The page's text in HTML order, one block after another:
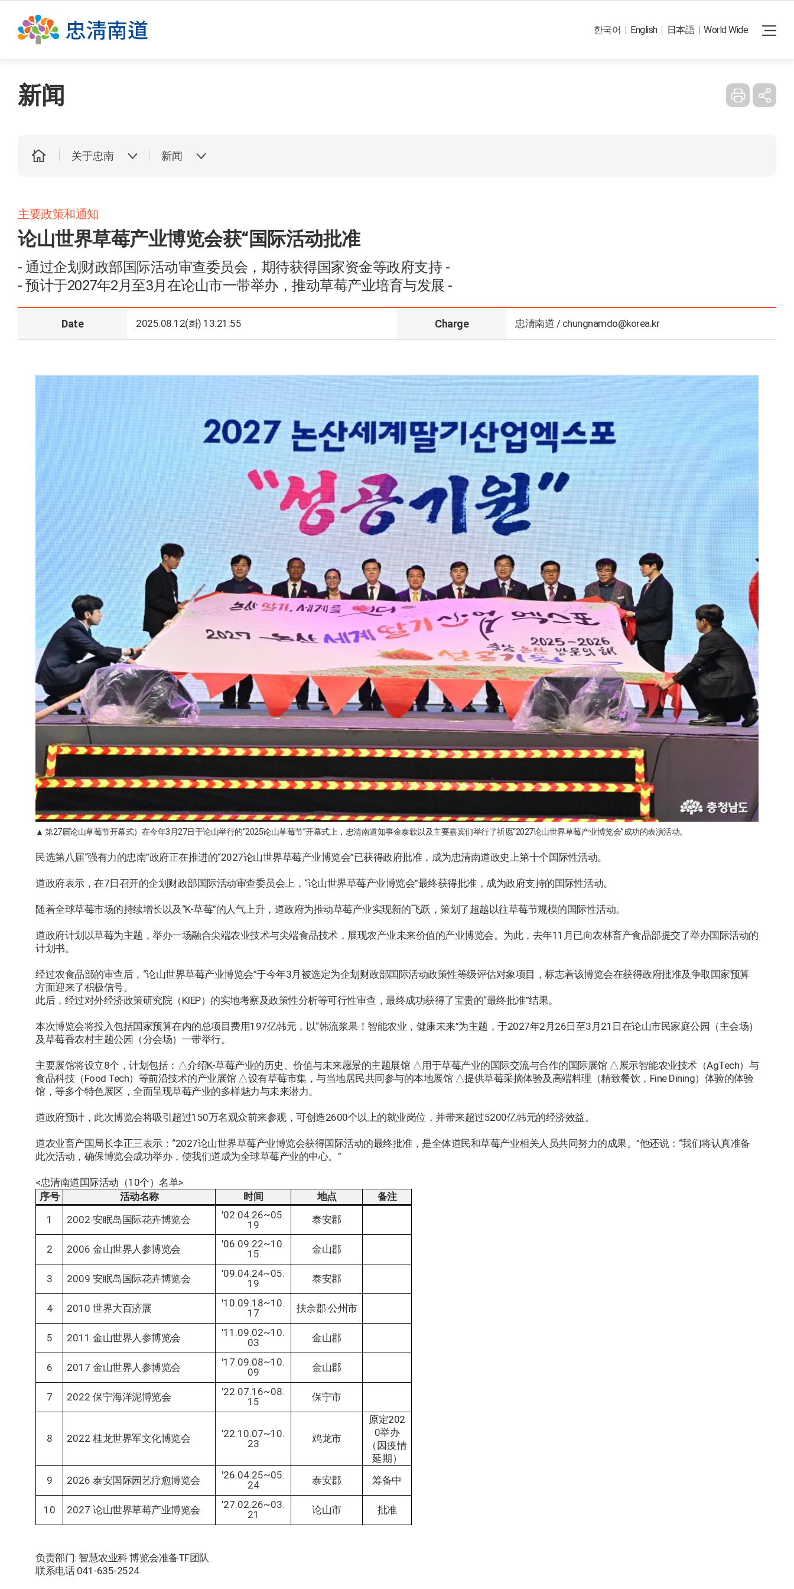
한국어 English 日本語 World Wide
新闻
关于忠南 新闻
主要政策和通知
论山世界草莓产业博览会获“国际活动批准
- 通过企划财政部国际活动审查委员会，期待获得国家资金等政府支持 -
- 预计于2027年2月至3月在论山市一带举办，推动草莓产业培育与发展 -
Date 2025.08.12(화) 13:21:55 Charge 忠淸南道 / chungnamdo@korea.kr
▲ 第27届论山草莓节开幕式）在今年3月27日于论山举行的“2025论山草莓节”开幕式上，忠清南道知事金泰欽以及主要嘉宾们举行了祈愿“2027论山世界草莓产业博览会”成功的表演活动。
民选第八届“强有力的忠南”政府正在推进的“2027论山世界草莓产业博览会”已获得政府批准，成为忠清南道政史上第十个国际性活动。
道政府表示，在7日召开的企划财政部国际活动审查委员会上，“论山世界草莓产业博览会”最终获得批准，成为政府支持的国际性活动。
随着全球草莓市场的持续增长以及“K-草莓”的人气上升，道政府为推动草莓产业实现新的飞跃，策划了超越以往草莓节规模的国际性活动。
道政府计划以草莓为主题，举办一场融合尖端农业技术与尖端食品技术，展现农产业未来价值的产业博览会。为此，去年11月已向农林畜产食品部提交了举办国际活动的
计划书。
经过农食品部的审查后，“论山世界草莓产业博览会”于今年3月被选定为企划财政部国际活动政策性等级评估对象项目，标志着该博览会在获得政府批准及争取国家预算
方面迎来了积极信号。
此后，经过对外经济政策研究院（KIEP）的实地考察及政策性分析等可行性审查，最终成功获得了宝贵的“最终批准”结果。
本次博览会将投入包括国家预算在内的总项目费用197亿韩元，以“韩流浆果！智能农业，健康未来”为主题，于2027年2月26日至3月21日在论山市民家庭公园（主会场）
及草莓香农村主题公园（分会场）一带举行。
主要展馆将设立8个，计划包括：△介绍K-草莓产业的历史、价值与未来愿景的主题展馆 △用于草莓产业的国际交流与合作的国际展馆 △展示智能农业技术（AgTech）与
食品科技（Food Tech）等前沿技术的产业展馆 △设有草莓市集，与当地居民共同参与的本地展馆 △提供草莓采摘体验及高端料理（精致餐饮，Fine Dining）体验的体验
馆，等多个特色展区，全面呈现草莓产业的多样魅力与未来潜力。
道政府预计，此次博览会将吸引超过150万名观众前来参观，可创造2600个以上的就业岗位，并带来超过5200亿韩元的经济效益。
道农业畜产国局长李正三表示：“2027论山世界草莓产业博览会获得国际活动的最终批准，是全体道民和草莓产业相关人员共同努力的成果。”他还说：“我们将认真准备
此次活动，确保博览会成功举办，使我们道成为全球草莓产业的中心。”
<忠清南道国际活动（10个）名单>
序号
活动名称 时间 地点
备注
1
2002 安眠岛国际花卉博览会
'02.04.26~05.
19
泰安郡
2 2006 金山世界人参博览会
'06.09.22~10.
15
金山郡
3 2009 安眠岛国际花卉博览会
'09.04.24~05.
19
泰安郡
4 2010 世界大百济展
'10.09.18~10.
17
扶余郡·公州市
5 2011 金山世界人参博览会
'11.09.02~10.
03
金山郡
6 2017 金山世界人参博览会
'17.09.08~10.
09
金山郡
7 2022 保宁海洋泥博览会
'22.07.16~08.
15
保宁市
8 2022 桂龙世界军文化博览会
'22.10.07~10.
23
鸡龙市
原定202
0举办
（因疫情
延期）
9
2026 泰安国际园艺疗愈博览会
'26.04.25~05.
24
泰安郡 筹备中
10 2027 论山世界草莓产业博览会
'27.02.26~03.
21
论山市 批准
负责部门: 智慧农业科 博览会准备TF团队
联系电话 041-635-2524